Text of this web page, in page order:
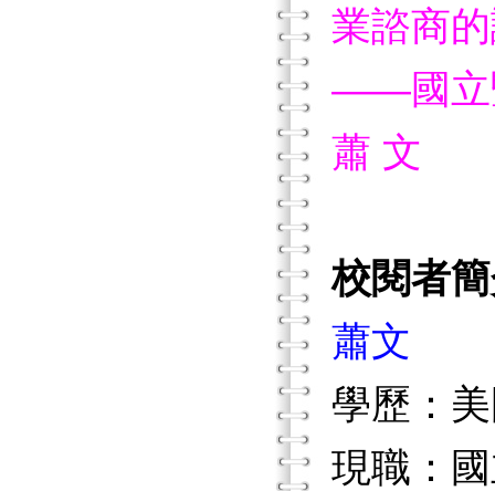
業諮商
——國立
蕭 文
校閱者
蕭文
學歷：
現職：